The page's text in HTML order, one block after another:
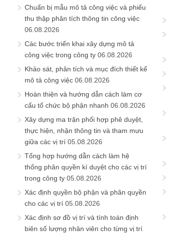
Chuẩn bị mẫu mô tả công việc và phiếu
thu thập phân tích thông tin công việc
06.08.2026
Các bước triển khai xây dựng mô tả
công việc trong công ty 06.08.2026
Khảo sát, phân tích và mục đích thiết kế
mô tả công việc 06.08.2026
Hoàn thiện và hướng dẫn cách làm cơ
cấu tổ chức bộ phận nhanh 06.08.2026
Xây dựng ma trận phối hợp phê duyệt,
thực hiện, nhận thông tin và tham mưu
giữa các vị trí 05.08.2026
Tổng hợp hướng dẫn cách làm hệ
thống phân quyền kí duyệt cho các vị trí
trong công ty 05.08.2026
Xác định quyền bộ phận và phân quyền
cho các vị trí 05.08.2026
Xác định sơ đồ vị trí và tính toán định
biên số lượng nhân viên cho từng vị trí